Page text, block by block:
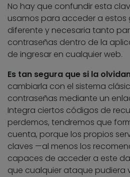
No hay que confundir esta
usamos para acceder a estos
diferente y necesaria tanto
contraseñas dentro de la
de ingresar en cualquier web.
Es tan segura que si la
cambiarla con el sistema
contraseñas mediante un
Integra ciertos códigos de
perdemos, tendremos que
cuenta, porque los propios
claves —al menos los
capaces de acceder a este
que cualquier ataque pudiera